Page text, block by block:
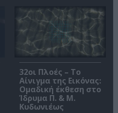
32οι Πλοές – Το
Αίνιγμα της Εικόνας:
Ομαδική έκθεση στο
Ίδρυμα Π. & Μ.
Κυδωνιέως